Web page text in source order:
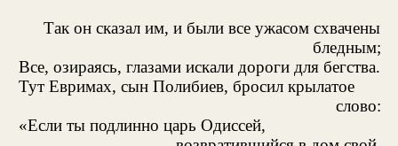
Так он сказал им, и были все ужасом схвачены
бледным;
Все, озираясь, глазами искали дороги для бегства.
Тут Евримах, сын Полибиев, бросил крылатое
слово:
«Если ты подлинно царь Одиссей,